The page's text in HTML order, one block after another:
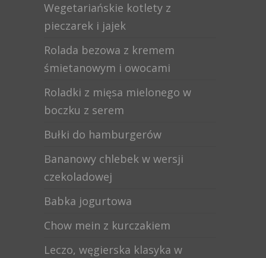
Wegetariańskie kotlety z
pieczarek i jajek
Rolada bezowa z kremem
śmietanowym i owocami
Roladki z mięsa mielonego w
boczku z serem
Bułki do hamburgerów
Bananowy chlebek w wersji
czekoladowej
Babka jogurtowa
Chow mein z kurczakiem
Leczo, węgierska klasyka w